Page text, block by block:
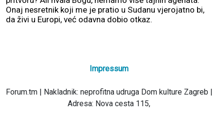
Onaj nesretnik koji me je pratio u Sudanu vjerojatno bi,
da živi u Europi, već odavna dobio otkaz.
Impressum
Forum.tm | Nakladnik: neprofitna udruga Dom kulture Zagreb |
Adresa: Nova cesta 115,